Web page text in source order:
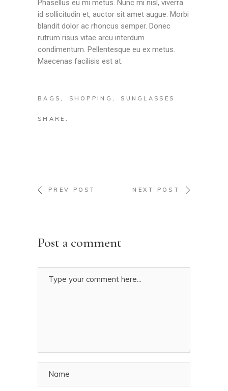
Phasellus eu mi metus. Nunc mi nisl, viverra
id sollicitudin et, auctor sit amet augue. Morbi
blandit dolor ac rhoncus semper. Donec
rutrum risus vitae arcu interdum
condimentum. Pellentesque eu ex metus.
Maecenas facilisis est at.
BAGS SHOPPING SUNGLASSES
SHARE:
PREV POST NEXT POST
Post a comment